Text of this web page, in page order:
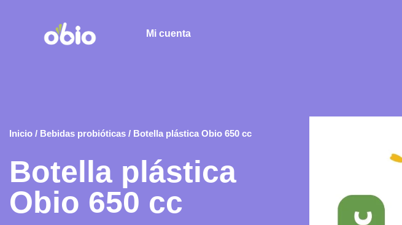
Mi cuenta
Inicio / Bebidas probióticas / Botella plástica Obio 650 cc
Botella plástica
Obio 650 cc